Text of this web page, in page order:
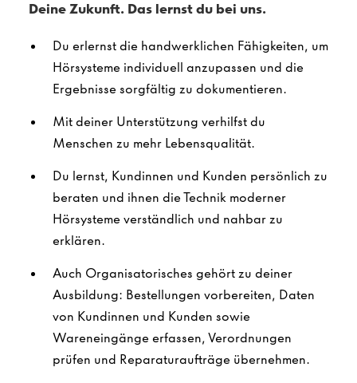
Deine Zukunft. Das lernst du bei uns.
Du erlernst die handwerklichen Fähigkeiten, um
Hörsysteme individuell anzupassen und die
Ergebnisse sorgfältig zu dokumentieren.
Mit deiner Unterstützung verhilfst du
Menschen zu mehr Lebensqualität.
Du lernst, Kundinnen und Kunden persönlich zu
beraten und ihnen die Technik moderner
Hörsysteme verständlich und nahbar zu
erklären.
Auch Organisatorisches gehört zu deiner
Ausbildung: Bestellungen vorbereiten, Daten
von Kundinnen und Kunden sowie
Wareneingänge erfassen, Verordnungen
prüfen und Reparaturaufträge übernehmen.